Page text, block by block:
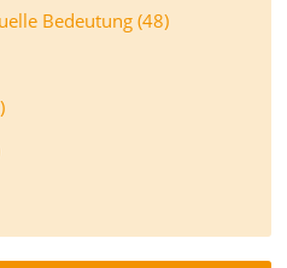
Bedeutung (48)